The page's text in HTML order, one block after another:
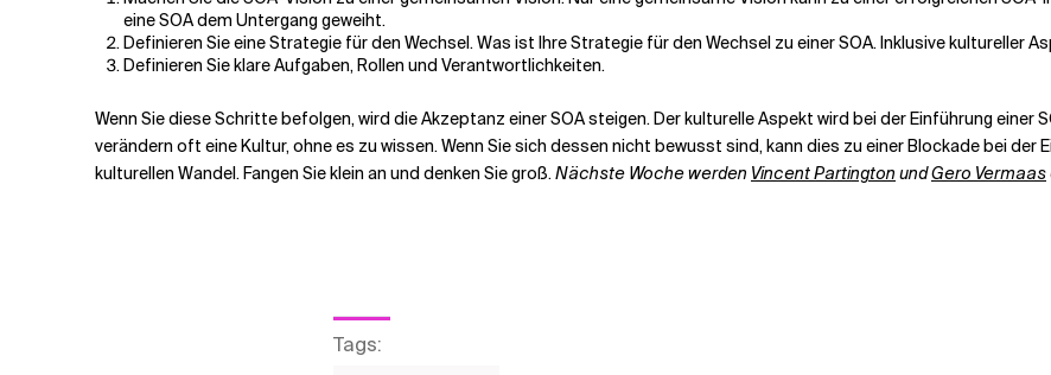
eine SOA dem Untergang geweiht.
Definieren Sie eine Strategie für den Wechsel. Was ist Ihre Strategie für den Wechsel zu einer SOA. Inklusive kultureller
Definieren Sie klare Aufgaben, Rollen und Verantwortlichkeiten.
Wenn Sie diese Schritte befolgen, wird die Akzeptanz einer SOA steigen. Der kulturelle Aspekt wird bei der Einführung einer
verändern oft eine Kultur, ohne es zu wissen. Wenn Sie sich dessen nicht bewusst sind, kann dies zu einer Blockade bei der
kulturellen Wandel. Fangen Sie klein an und denken Sie groß.Nächste Woche werden Vincent Partington undGero Vermaas
Tags: